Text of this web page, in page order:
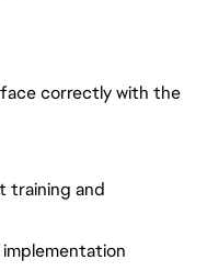
correctly with the
training and